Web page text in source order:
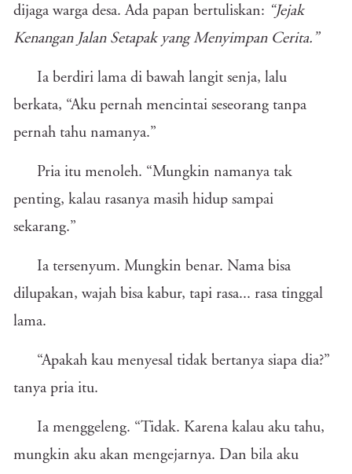
dijaga warga desa. Ada papan bertuliskan: “Jejak
Kenangan Jalan Setapak yang Menyimpan Cerita.”
Ia berdiri lama di bawah langit senja, lalu
berkata, “Aku pernah mencintai seseorang tanpa
pernah tahu namanya.”
Pria itu menoleh. “Mungkin namanya tak
penting, kalau rasanya masih hidup sampai
sekarang.”
Ia tersenyum. Mungkin benar. Nama bisa
dilupakan, wajah bisa kabur, tapi rasa... rasa tinggal
lama.
“Apakah kau menyesal tidak bertanya siapa dia?”
tanya pria itu.
Ia menggeleng. “Tidak. Karena kalau aku tahu,
mungkin aku akan mengejarnya. Dan bila aku